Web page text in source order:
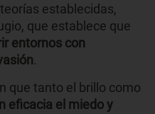
establecidas,
que establece que
entornos con
.
que tanto el brillo como
eficacia el miedo y